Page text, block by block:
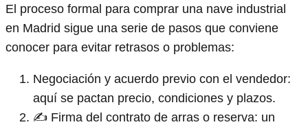
El proceso formal para comprar una nave industrial
en Madrid sigue una serie de pasos que conviene
conocer para evitar retrasos o problemas:
Negociación y acuerdo previo con el vendedor:
aquí se pactan precio, condiciones y plazos.
✍️ Firma del contrato de arras o reserva: un